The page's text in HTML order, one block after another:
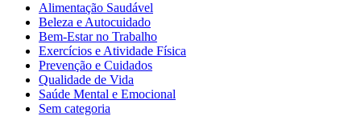
Alimentação Saudável
Beleza e Autocuidado
Bem-Estar no Trabalho
Exercícios e Atividade Física
Prevenção e Cuidados
Qualidade de Vida
Saúde Mental e Emocional
Sem categoria